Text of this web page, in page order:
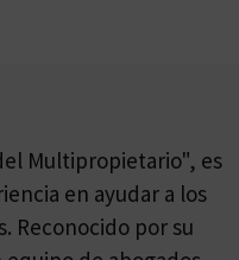
Multipropietario", es
en ayudar a los
Reconocido por su